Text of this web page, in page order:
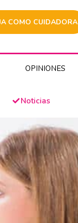
COMO CUIDADORA
OPINIONES
Noticias